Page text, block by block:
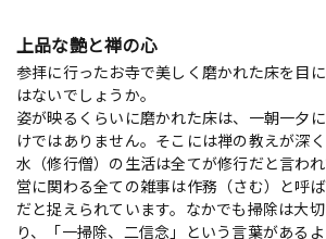
上品な艶と禅の心
参拝に行ったお寺で美しく磨かれた床を目
はないでしょうか。
姿が映るくらいに磨かれた床は、一朝一夕
けではありません。そこには禅の教えが深
水（修行僧）の生活は全てが修行だと言わ
営に関わる全ての雑事は作務（さむ）と呼
だと捉えられています。なかでも掃除は大
り、「一掃除、二信念」という言葉がある